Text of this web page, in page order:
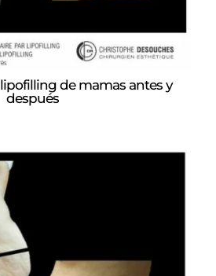
de mamas antes y
después